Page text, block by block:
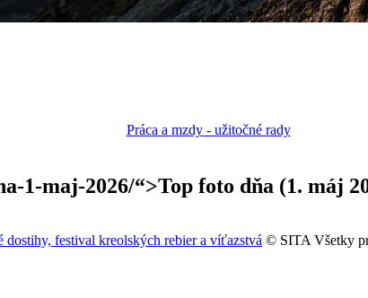
1-maj-2026/“>Top foto dňa (1. máj
festival kreolských rebier a víťazstvá © SITA Všetky